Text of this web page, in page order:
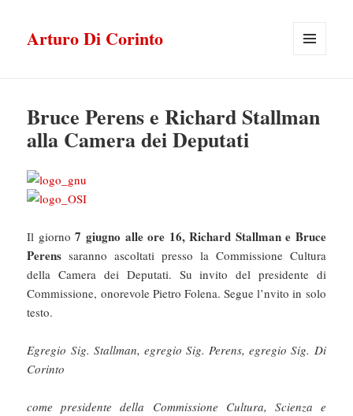
Arturo Di Corinto
Bruce Perens e Richard Stallman
alla Camera dei Deputati
Il giorno7 giugno alle ore 16, Richard Stallman e Bruce
Perens saranno ascoltati presso la Commissione Cultura
della Camera dei Deputati. Su invito del presidente di
Commissione, onorevole Pietro Folena. Segue l’nvito in solo
testo.
Egregio Sig. Stallman, egregio Sig. Perens, egregio Sig. Di
Corinto
come presidente della Commissione Cultura, Scienza e